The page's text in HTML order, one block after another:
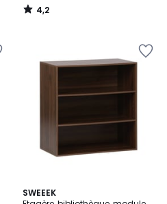
4,2
/
SWEEEK
5
3